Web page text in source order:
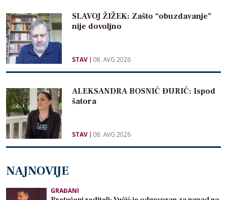
SLAVOJ ŽIŽEK: Zašto “obuzdavanje”
nije dovoljno
STAV 08. AVG 2026
ALEKSANDRA BOSNIĆ ĐURIĆ: Ispod
šatora
STAV 08. AVG 2026
NAJNOVIJE
GRAĐANI